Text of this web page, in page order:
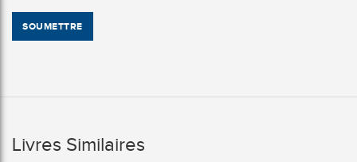
Livres Similaires